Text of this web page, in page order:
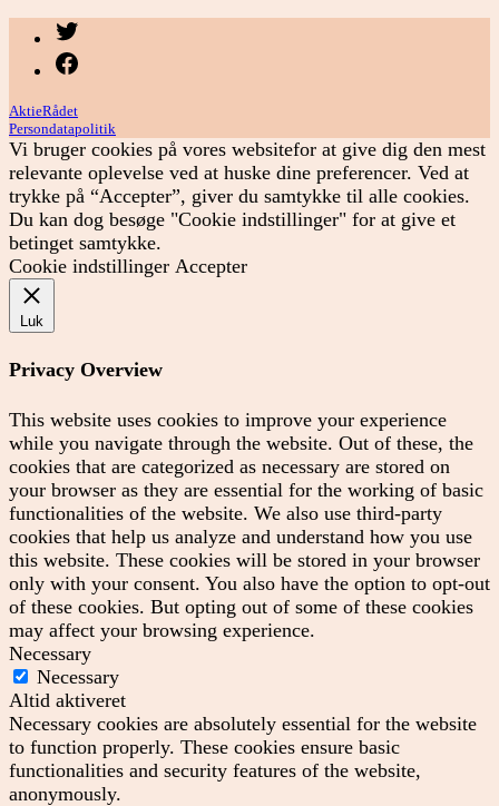
AktieRådet
Persondatapolitik
Vi bruger cookies på vores websitefor at give dig den mest
relevante oplevelse ved at huske dine preferencer. Ved at
trykke på “Accepter”, giver du samtykke til alle cookies.
Du kan dog besøge "Cookie indstillinger" for at give et
betinget samtykke.
Cookie indstillinger Accepter
Luk
Privacy Overview
This website uses cookies to improve your experience
while you navigate through the website. Out of these, the
cookies that are categorized as necessary are stored on
your browser as they are essential for the working of basic
functionalities of the website. We also use third-party
cookies that help us analyze and understand how you use
this website. These cookies will be stored in your browser
only with your consent. You also have the option to opt-out
of these cookies. But opting out of some of these cookies
may affect your browsing experience.
Necessary
Necessary
Altid aktiveret
Necessary cookies are absolutely essential for the website
to function properly. These cookies ensure basic
functionalities and security features of the website,
anonymously.